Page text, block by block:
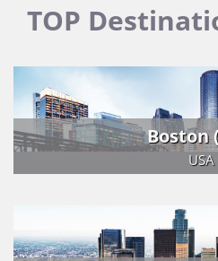
TOP
Boston
USA